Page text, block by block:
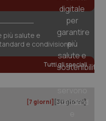
più salute e
e condivisione
Tutti gli speciali
[7 giorni] [30 giorni]
www.quotidianosanitaclub.it 1 anno